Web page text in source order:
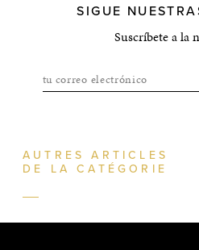
SIGUE
Suscríbete a la
tu correo electrónico
AUTRES ARTICLES
DE LA CATÉGORIE